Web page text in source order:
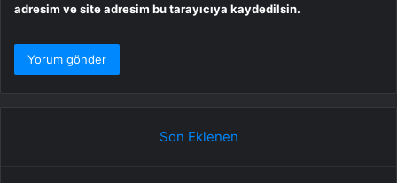
adresim ve site adresim bu tarayıcıya kaydedilsin.
Son Eklenen